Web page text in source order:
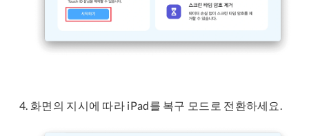
화면의 지시에 따라 iPad를 복구 모드로 전환하세요.